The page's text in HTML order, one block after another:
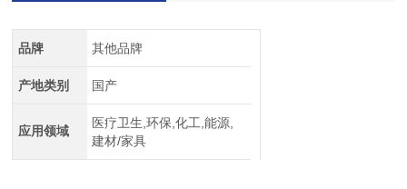
品牌 其他品牌
产地类别 国产
应用领域
医疗卫生,环保,化工,能源,
建材/家具